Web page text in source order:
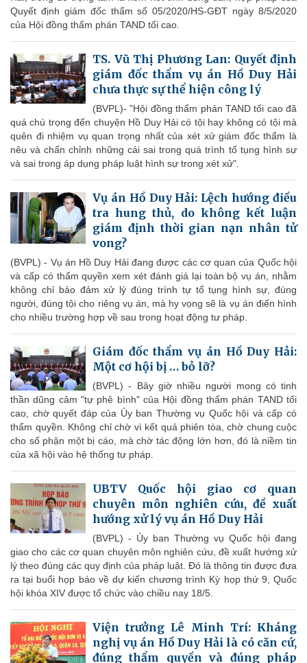
Quyết định giám đốc thẩm số 05/2020/HS-GĐT ngày 8/5/2020
của Hội đồng thẩm phán TAND tối cao.
TS. Vũ Thị Phương Lan: Quyết định
giám đốc thẩm vụ án Hồ Duy Hải
chưa thực sự thể hiện công lý
(BVPL)- "Hội đồng thẩm phán TAND tối cao đã
quá chú trọng đến chuyện Hồ Duy Hải có tội hay không có tội mà
quên đi nhiệm vụ quan trọng nhất của xét xử giám đốc thẩm là
nêu và chấn chỉnh những cái sai trong quá trình tố tụng hình sự
và sai trong áp dụng pháp luật hình sự trong xét xử".
Vụ án Hồ Duy Hải: Lệch hướng điều
tra hung thủ, do không kết luận
giám định thời gian nạn nhân tử
vong?
(BVPL) - Vụ án Hồ Duy Hải đang được các cơ quan của Quốc hội
và cấp có thẩm quyền xem xét đánh giá lại toàn bộ vụ án, nhằm
không chỉ bảo đảm xử lý đúng trình tự tố tụng hình sự, đúng
người, đúng tội cho riêng vụ án, mà hy vọng sẽ là vụ án điển hình
cho nhiều trường hợp về sau trong hoạt động tư pháp.
Giám đốc thẩm vụ án Hồ Duy Hải:
Một cơ hội bị … bỏ lỡ?
(BVPL) - Bây giờ nhiều người mong có tinh
thần dũng cảm "tự phê bình" của Hội đồng thẩm phán TAND tối
cao, chờ quyết đáp của Ủy ban Thường vụ Quốc hội và cấp có
thẩm quyền. Không chỉ chờ vì kết quả phiên tòa, chờ chung cuộc
cho số phận một bị cáo, mà chờ tác động lớn hơn, đó là niềm tin
của xã hội vào hệ thống tư pháp.
UBTV Quốc hội giao cơ quan
chuyên môn nghiên cứu, đề xuất
hướng xử lý vụ án Hồ Duy Hải
(BVPL) - Ủy ban Thường vụ Quốc hội đang
giao cho các cơ quan chuyên môn nghiên cứu, đề xuất hướng xử
lý theo đúng các quy định của pháp luật. Đó là thông tin được đưa
ra tại buổi họp báo về dự kiến chương trình Kỳ họp thứ 9, Quốc
hội khóa XIV được tổ chức vào chiều nay 18/5.
Viện trưởng Lê Minh Trí: Kháng
nghị vụ án Hồ Duy Hải là có căn cứ,
đúng thẩm quyền và đúng pháp